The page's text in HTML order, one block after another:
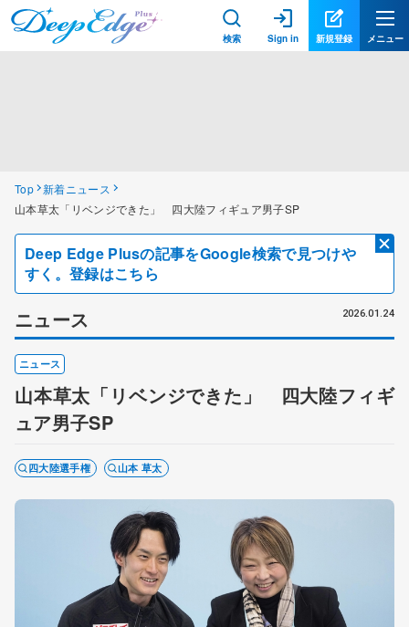
検索 Sign in 新規登録 メニュー
Top 新着ニュース
山本草太「リベンジできた」 四大陸フィギュア男子SP
Deep Edge Plusの記事をGoogle検索で見つけや
すく。登録はこちら
ニュース 2026.01.24
ニュース
山本草太「リベンジできた」 四大陸フィギ
ュア男子SP
四大陸選手権 山本 草太